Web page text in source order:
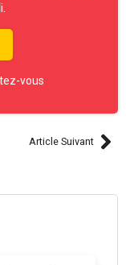
vous
Article Suivant